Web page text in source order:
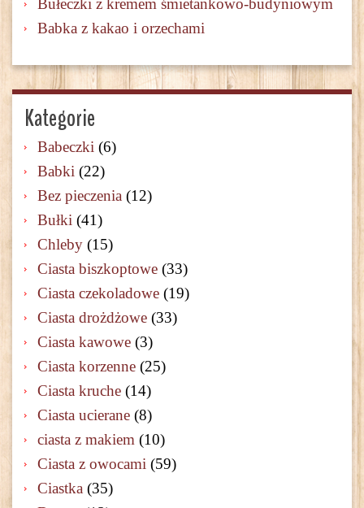
Bułeczki z kremem śmietankowo-budyniowym
Babka z kakao i orzechami
Kategorie
Babeczki (6)
Babki (22)
Bez pieczenia (12)
Bułki (41)
Chleby (15)
Ciasta biszkoptowe (33)
Ciasta czekoladowe (19)
Ciasta drożdżowe (33)
Ciasta kawowe (3)
Ciasta korzenne (25)
Ciasta kruche (14)
Ciasta ucierane (8)
ciasta z makiem (10)
Ciasta z owocami (59)
Ciastka (35)